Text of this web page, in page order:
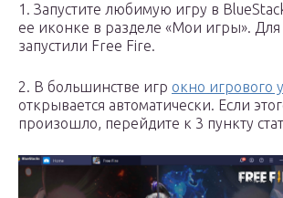
1. Запустите любимую игру в
ее иконке в разделе «Мои игры».
запустили Free Fire.
2. В большинстве игр окно игрового
открывается автоматически. Если
произошло, перейдите к 3 пункту